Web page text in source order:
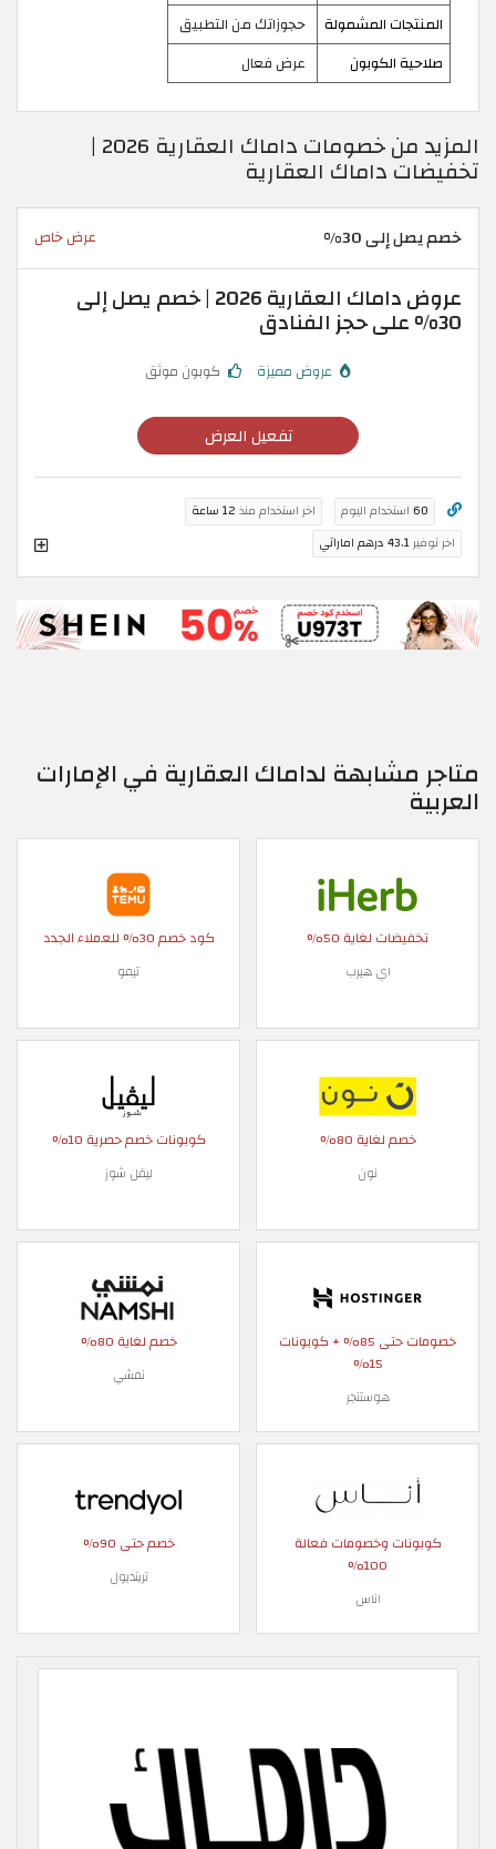
المنتجات المشمولة
حجوزاتك من التطبيق
صلاحية الكوبون
عرض فعال
المزيد من خصومات داماك العقارية 2026 |
تخفيضات داماك العقارية
خصم يصل إلى 30% عرض خاص
عروض داماك العقارية 2026 | خصم يصل إلى
30% على حجز الفنادق
عروض مميزة كوبون موثق
تفعيل العرض
60 استخدام اليوم اخر استخدام منذ 12 ساعة
اخر توفير43.1 درهم اماراتي
متاجر مشابهة لداماك العقارية في الإمارات
العربية
تخفيضات لغاية 50%
اي هيرب
كود خصم 30% للعملاء الجدد
تيمو
خصم لغاية 80%
نون
كوبونات خصم حصرية 10%
ليفل شوز
خصومات حتى 85% + كوبونات
15%
هوستنجر
خصم لغاية 80%
نمشي
كوبونات وخصومات فعالة
100%
اناس
خصم حتى 90%
ترينديول